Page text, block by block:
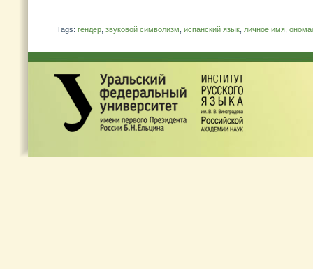
Tags: гендер звуковой символизм испанский язык личное имя